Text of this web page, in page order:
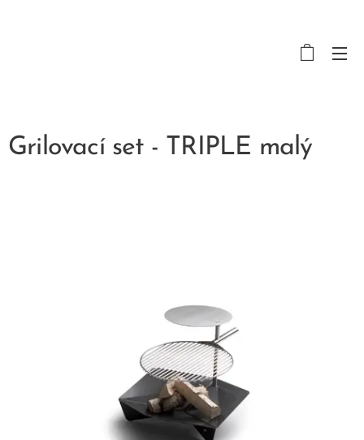
Grilovací set - TRIPLE malý